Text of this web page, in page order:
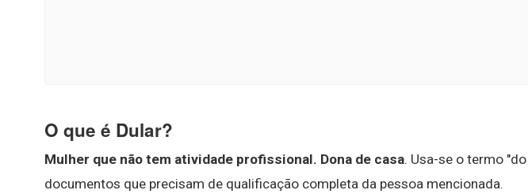
O que é Dular?
Mulher que não tem atividade profissional. Dona de casa. Usa-se o termo
documentos que precisam de qualificação completa da pessoa mencionada.